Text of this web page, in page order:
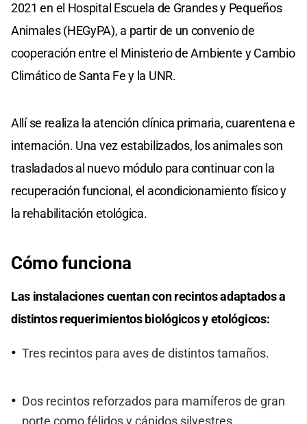
2021 en el Hospital Escuela de Grandes y Pequeños
Animales (HEGyPA), a partir de un convenio de
cooperación entre el Ministerio de Ambiente y Cambio
Climático de Santa Fe y la UNR.
Allí se realiza la atención clínica primaria, cuarentena e
internación. Una vez estabilizados, los animales son
trasladados al nuevo módulo para continuar con la
recuperación funcional, el acondicionamiento físico y
la rehabilitación etológica.
Cómo funciona
Las instalaciones cuentan con recintos adaptados a
distintos requerimientos biológicos y etológicos:
Tres recintos para aves de distintos tamaños.
Dos recintos reforzados para mamíferos de gran
porte como félidos y cánidos silvestres.